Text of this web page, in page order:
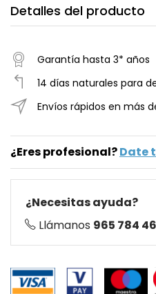
Detalles del producto
Garantía hasta 3* años
14 días naturales para
Envíos rápidos en más
¿Eres profesional?Date
¿Necesitas ayuda?
Llámanos 965 784